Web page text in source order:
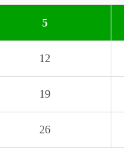
5
12
19
26